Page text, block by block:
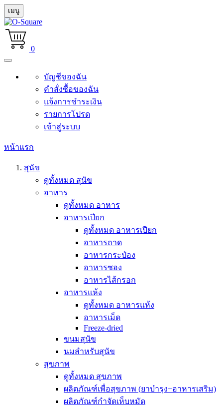
เมนู
0
บัญชีของฉัน
คำสั่งซื้อของฉัน
แจ้งการชำระเงิน
รายการโปรด
เข้าสู่ระบบ
หน้าแรก
สุนัข
ดูทั้งหมด สุนัข
อาหาร
ดูทั้งหมด อาหาร
อาหารเปียก
ดูทั้งหมด อาหารเปียก
อาหารถาด
อาหารกระป๋อง
อาหารซอง
อาหารไส้กรอก
อาหารแห้ง
ดูทั้งหมด อาหารแห้ง
อาหารเม็ด
Freeze-dried
ขนมสุนัข
นมสำหรับสุนัข
สุขภาพ
ดูทั้งหมด สุขภาพ
ผลิตภัณฑ์เพื่อสุขภาพ (ยาบำรุง+อาหารเสริม)
ผลิตภัณฑ์กำจัดเห็บหมัด